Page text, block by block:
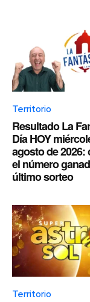
Territorio
Resultado La
Día HOY
agosto de 2026:
el número
último sorteo
Territorio